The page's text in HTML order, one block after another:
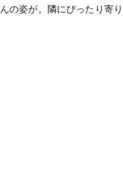
の姿が。隣にぴったり寄